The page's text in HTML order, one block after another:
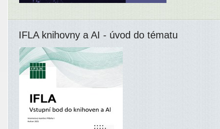
IFLA knihovny a AI - úvod do tématu